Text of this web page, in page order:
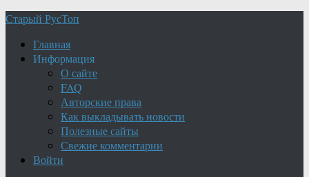
Старый РусТоп
Главная
Информация
О сайте
FAQ
Авторские права
Как выкладывать новости
Полезные сайты
Свежие комментарии
Войти